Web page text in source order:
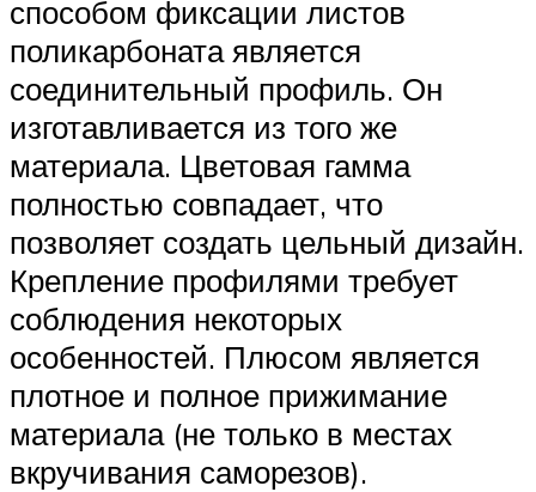
способом фиксации листов
поликарбоната является
соединительный профиль. Он
изготавливается из того же
материала. Цветовая гамма
полностью совпадает, что
позволяет создать цельный дизайн.
Крепление профилями требует
соблюдения некоторых
особенностей. Плюсом является
плотное и полное прижимание
материала (не только в местах
вкручивания саморезов).